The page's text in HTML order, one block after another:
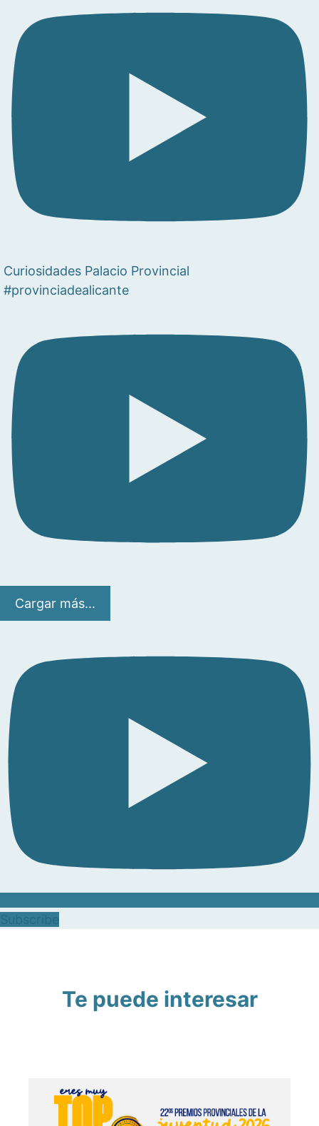
Curiosidades Palacio Provincial
#provinciadealicante
Cargar más...
Te puede interesar